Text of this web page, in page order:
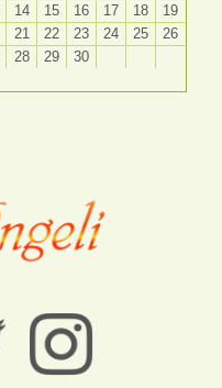
14 15 16 17 18
19
21 22 23 24 25
26
28 29 30